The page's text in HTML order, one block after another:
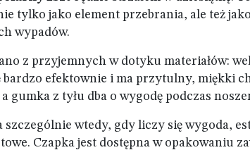
tylko jako element przebrania, ale też
wypadów.
z przyjemnych w dotyku materiałów:
bardzo efektownie i ma przytulny, miękki
gumka z tyłu dba o wygodę podczas
szczególnie wtedy, gdy liczy się wygoda,
Czapka jest dostępna w opakowaniu